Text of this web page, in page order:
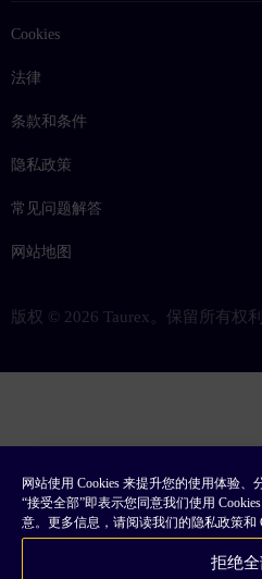
网站使用 Cookies 来提升您的使用体验
“接受全部”即表示您同意我们使用
意。更多信息，请阅读我们的隐私政策和
拒绝全
版权 © 2026 Taurex。保留所有权利
Cookies
法律
条款和条件
隐私政策
常见问题解答
网站地图